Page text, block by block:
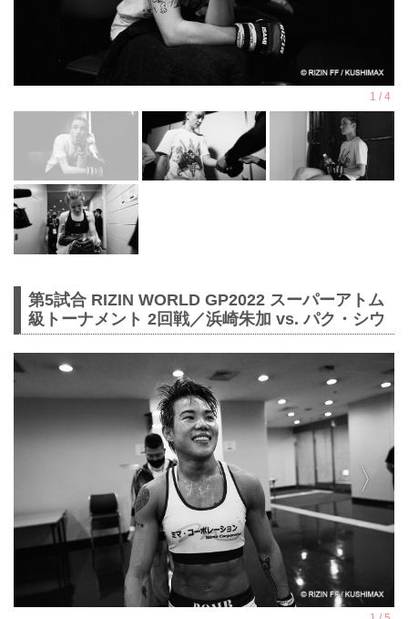
第5試合 RIZIN WORLD GP2022 スーパーアトム
級トーナメント 2回戦／浜崎朱加 vs. パク・シウ